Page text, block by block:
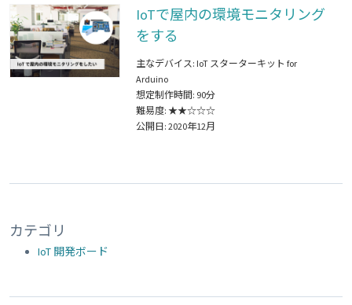
IoTで屋内の環境モニタリング
をする
主なデバイス: IoT スターターキット for
Arduino
想定制作時間: 90分
難易度: ★★☆☆☆
公開日: 2020年12月
カテゴリ
IoT 開発ボード